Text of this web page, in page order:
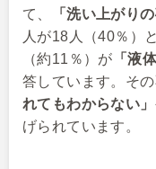
て、
「洗い上がり
人が18人（40％）
（約11％）が 「液
答しています。そ
れてもわからない」
げられています。